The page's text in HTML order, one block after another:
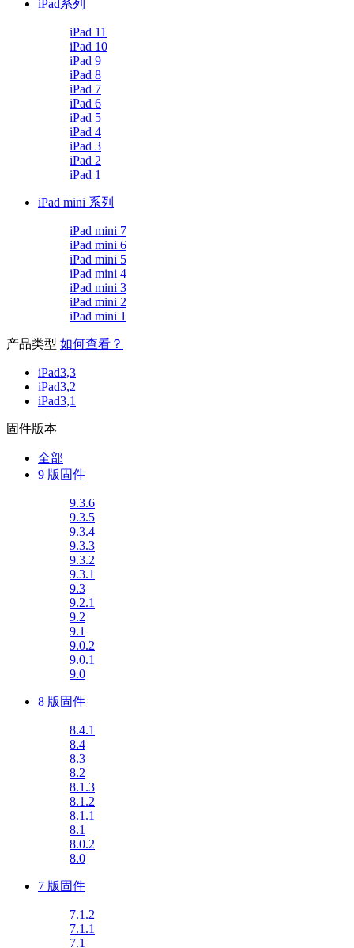
iPad系列
iPad 11
iPad 10
iPad 9
iPad 8
iPad 7
iPad 6
iPad 5
iPad 4
iPad 3
iPad 2
iPad 1
iPad mini 系列
iPad mini 7
iPad mini 6
iPad mini 5
iPad mini 4
iPad mini 3
iPad mini 2
iPad mini 1
产品类型 如何查看？
iPad3,3
iPad3,2
iPad3,1
固件版本
全部
9 版固件
9.3.6
9.3.5
9.3.4
9.3.3
9.3.2
9.3.1
9.3
9.2.1
9.2
9.1
9.0.2
9.0.1
9.0
8 版固件
8.4.1
8.4
8.3
8.2
8.1.3
8.1.2
8.1.1
8.1
8.0.2
8.0
7 版固件
7.1.2
7.1.1
7.1